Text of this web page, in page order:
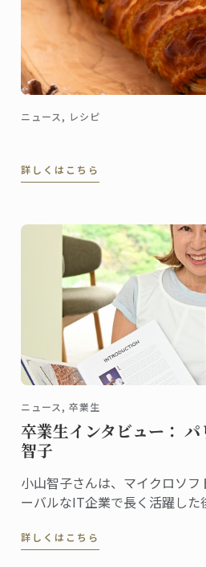
ニュース, レシピ
詳しくはこちら
ニュース, 卒業生
卒業生インタビュー：
智子
小山智子さんは、マイクロソ
ーバルなIT企業で長く活躍し
た。
詳しくはこちら